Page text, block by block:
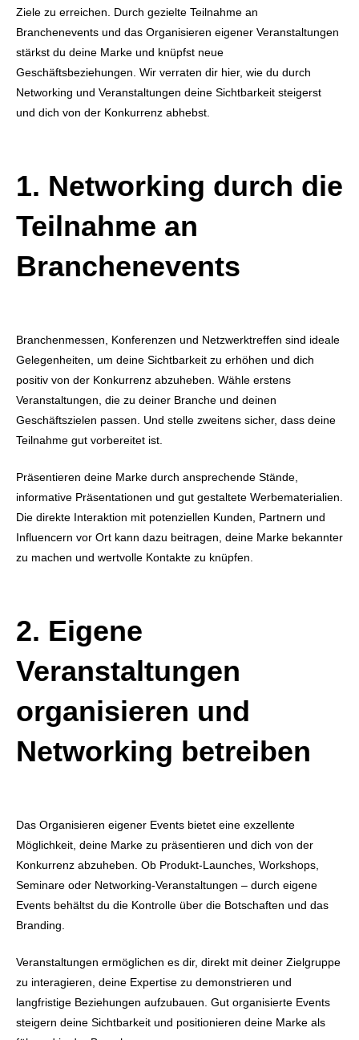
Ziele zu erreichen. Durch gezielte Teilnahme an
Branchenevents und das Organisieren eigener Veranstaltungen
stärkst du deine Marke und knüpfst neue
Geschäftsbeziehungen. Wir verraten dir hier, wie du durch
Networking und Veranstaltungen deine Sichtbarkeit steigerst
und dich von der Konkurrenz abhebst.
1. Networking durch die
Teilnahme an
Branchenevents
Branchenmessen, Konferenzen und Netzwerktreffen sind ideale
Gelegenheiten, um deine Sichtbarkeit zu erhöhen und dich
positiv von der Konkurrenz abzuheben. Wähle erstens
Veranstaltungen, die zu deiner Branche und deinen
Geschäftszielen passen. Und stelle zweitens sicher, dass deine
Teilnahme gut vorbereitet ist.
Präsentieren deine Marke durch ansprechende Stände,
informative Präsentationen und gut gestaltete Werbematerialien.
Die direkte Interaktion mit potenziellen Kunden, Partnern und
Influencern vor Ort kann dazu beitragen, deine Marke bekannter
zu machen und wertvolle Kontakte zu knüpfen.
2. Eigene
Veranstaltungen
organisieren und
Networking betreiben
Das Organisieren eigener Events bietet eine exzellente
Möglichkeit, deine Marke zu präsentieren und dich von der
Konkurrenz abzuheben. Ob Produkt-Launches, Workshops,
Seminare oder Networking-Veranstaltungen – durch eigene
Events behältst du die Kontrolle über die Botschaften und das
Branding.
Veranstaltungen ermöglichen es dir, direkt mit deiner Zielgruppe
zu interagieren, deine Expertise zu demonstrieren und
langfristige Beziehungen aufzubauen. Gut organisierte Events
steigern deine Sichtbarkeit und positionieren deine Marke als